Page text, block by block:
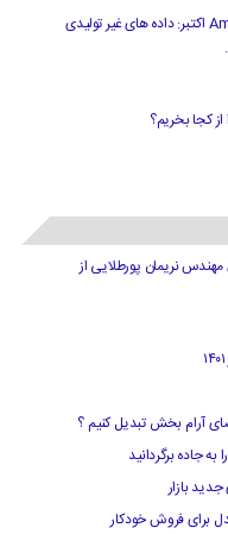
سرمایه گذاری Americas FX News 3 اکتبر: داده های غیر تولیدی
مهندس نریمان پورطلایی از
آرام بخش تبدیل کنیم ؟
جاده برگردانید
بازار
برای فروش خودکار